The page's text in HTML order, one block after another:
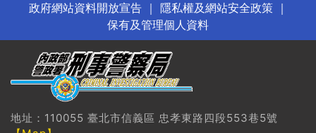
政府網站資料開放宣告｜ 隱私權及網站安全政策｜
保有及管理個人資料
地址：110055 臺北市信義區 忠孝東路四段553巷5號